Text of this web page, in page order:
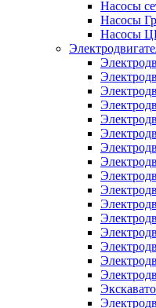
Насосы
Насосы
Насосы